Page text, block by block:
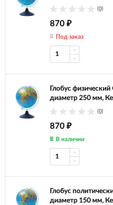
(0)
870 ₽
Под заказ
Глобус
диаметр 250 мм,
(0)
870 ₽
В наличии
Глобус
диаметр 150 мм,